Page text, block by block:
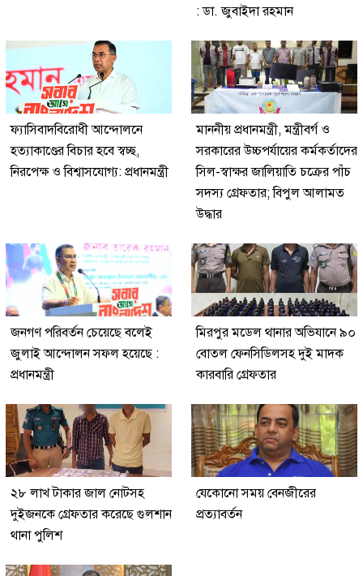
: ডা. জুবাইদা রহমান
ফ্যাসিবাদবিরোধী আন্দোলনে
হত্যাকাণ্ডের বিচার হবে স্বচ্ছ,
নিরপেক্ষ ও বিশ্বাসযোগ্য: প্রধানমন্ত্রী
মাননীয় প্রধানমন্ত্রী, মন্ত্রীবর্গ ও
সরকারের উচ্চপর্যায়ের কর্মকর্তাদের
সিল-স্বাক্ষর জালিয়াতি চক্রের পাঁচ
সদস্য গ্রেফতার; বিপুল আলামত
উদ্ধার
জনগণ পরিবর্তন চেয়েছে বলেই
জুলাই আন্দোলন সফল হয়েছে :
প্রধানমন্ত্রী
মিরপুর মডেল থানার অভিযানে ৯০
বোতল ফেনসিডিলসহ দুই মাদক
কারবারি গ্রেফতার
২৮ লাখ টাকার জাল নোটসহ
দুইজনকে গ্রেফতার করেছে গুলশান
থানা পুলিশ
যেকোনো সময় বেনজীরের
প্রত্যাবর্তন